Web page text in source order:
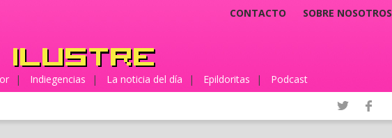
CONTACTO SOBRE NOSOTROS
| Indiegencias | La noticia del día | Epildoritas | Podcast